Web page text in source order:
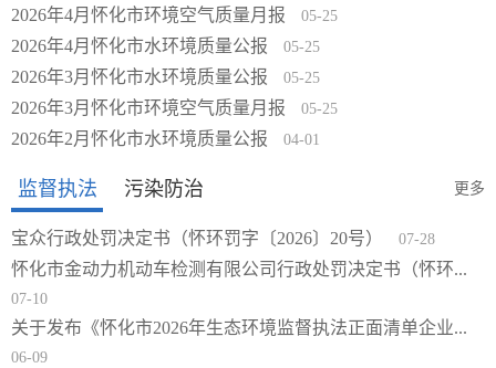
2026年4月怀化市环境空气质量月报 05-25
2026年4月怀化市水环境质量公报 05-25
2026年3月怀化市水环境质量公报 05-25
2026年3月怀化市环境空气质量月报 05-25
2026年2月怀化市水环境质量公报 04-01
监督执法 污染防治 更多
宝众行政处罚决定书（怀环罚字〔2026〕20号） 07-28
怀化市金动力机动车检测有限公司行政处罚决定书（怀环...
07-10
关于发布《怀化市2026年生态环境监督执法正面清单企业...
06-09